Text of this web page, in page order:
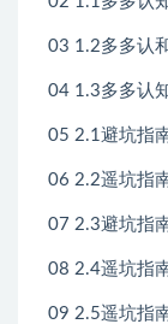
03 1.2多多认
04 1.3多多认
05 2.1避坑指
06 2.2遥坑指
07 2.3避坑指
08 2.4遥坑指
09 2.5遥坑指